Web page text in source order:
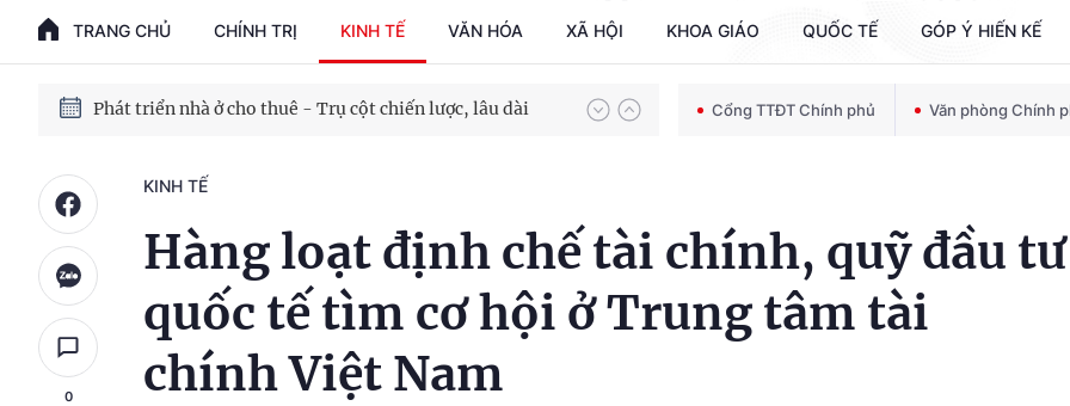
TRANG CHỦ CHÍNH TRỊ KINH TẾ VĂN HÓA XÃ HỘI KHOA GIÁO QUỐC TẾ GÓP Ý HIẾN KẾ
Bảo vệ nền tảng tư tưởng của Đảng trong kỷ nguyên phát triển mới
Phát triển nhà ở cho thuê - Trụ cột chiến lược, lâu dài Cổng TTĐT Chính phủ Văn phòng Chính
0
KINH TẾ
Hàng loạt định chế tài chính, quỹ đầu tư
quốc tế tìm cơ hội ở Trung tâm tài
chính Việt Nam